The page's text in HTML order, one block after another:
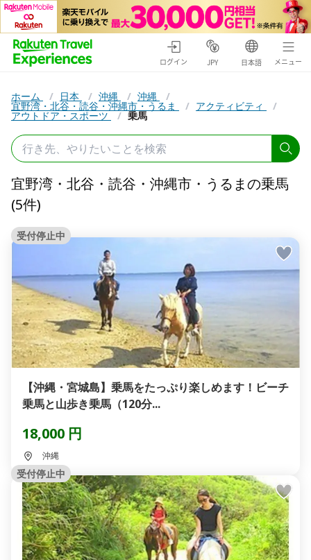
ログイン JPY 日本語 メニュー
ホーム / 日本 / 沖縄 / 沖縄 /
宜野湾・北谷・読谷・沖縄市・うるま / アクティビティ /
アウトドア・スポーツ / 乗馬
宜野湾・北谷・読谷・沖縄市・うるまの乗馬
(5件)
受付停止中
【沖縄・宮城島】乗馬をたっぷり楽しめます！ビーチ
乗馬と山歩き乗馬（120分...
18,000 円
沖縄
受付停止中